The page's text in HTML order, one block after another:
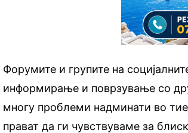
Форумите и групите на
информирање и поврзување со
многу проблеми надминати во
прават да ги чувствуваме за